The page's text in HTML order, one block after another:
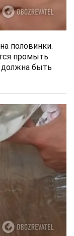
половинки.
промыть
должна быть